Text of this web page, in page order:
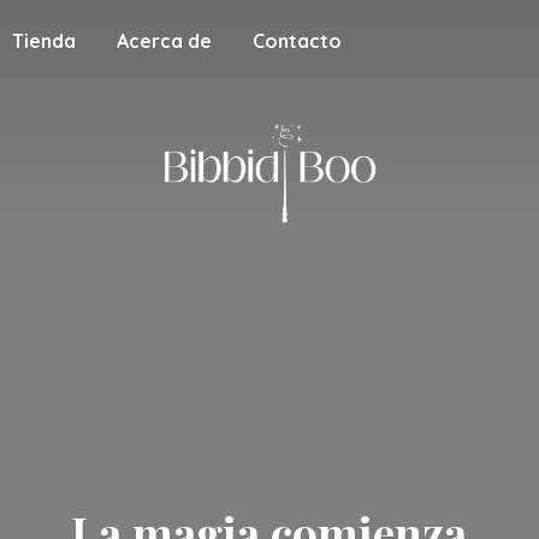
Tienda Acerca de Contacto